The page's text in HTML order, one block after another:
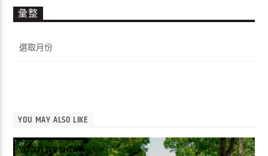
彙整
整
YOU MAY ALSO LIKE
YOYO LIVE SHOW